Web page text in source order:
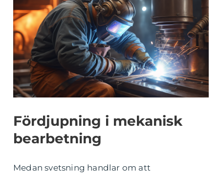
Fördjupning i mekanisk
bearbetning
Medan svetsning handlar om att